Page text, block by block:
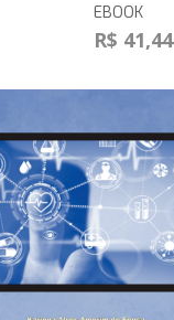
EBOOK
R$ 41,44